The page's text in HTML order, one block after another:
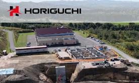
堀口組のこと
ABOUT
プロジェクト
PROJECT